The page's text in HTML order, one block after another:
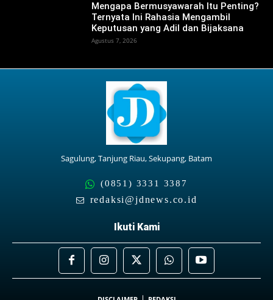
Mengapa Bermusyawarah Itu Penting?
Ternyata Ini Rahasia Mengambil
Keputusan yang Adil dan Bijaksana
Agustus 7, 2026
Sagulung, Tanjung Riau, Sekupang, Batam
(0851) 3331 3387
redaksi@jdnews.co.id
Ikuti Kami